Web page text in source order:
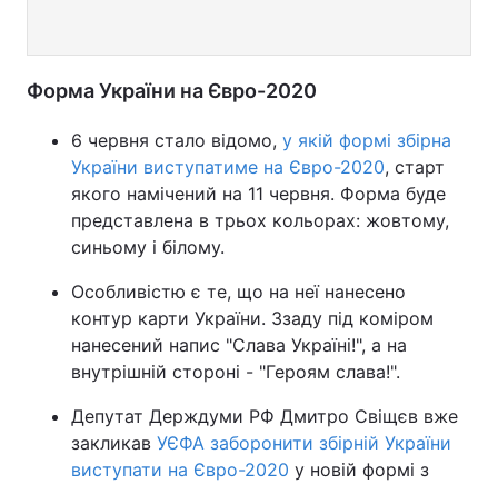
Форма України на Євро-2020
6 червня стало відомо, у якій формі збірна
України виступатиме на Євро-2020, старт
якого намічений на 11 червня. Форма буде
представлена в трьох кольорах: жовтому,
синьому і білому.
Особливістю є те, що на неї нанесено
контур карти України. Ззаду під коміром
нанесений напис "Слава Україні!", а на
внутрішній стороні - "Героям слава!".
Депутат Держдуми РФ Дмитро Свіщєв вже
закликав УЄФА заборонити збірній України
виступати на Євро-2020 у новій формі з